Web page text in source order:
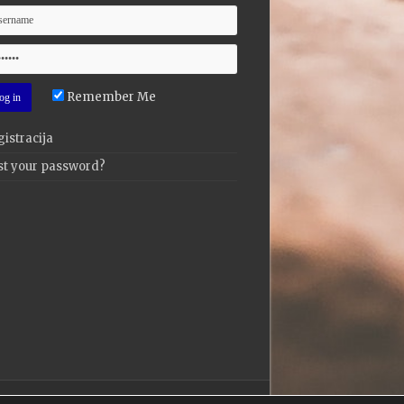
Remember Me
your password?